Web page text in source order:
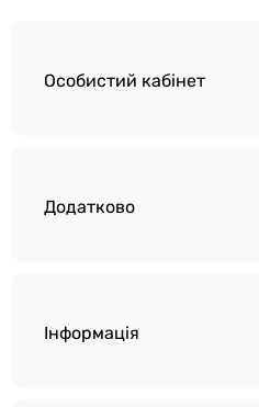
Особистий кабінет
Додатково
Інформація